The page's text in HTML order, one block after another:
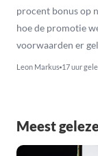
procent bonus op
hoe de promotie
voorwaarden er
Leon Markus 17 uur
Meest